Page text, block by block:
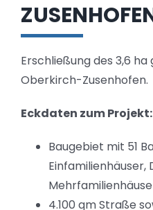
Erschließung des 3,6
Oberkirch-Zusenhofen.
Eckdaten zum Projekt:
Baugebiet mit 51
4.100 qm Straße